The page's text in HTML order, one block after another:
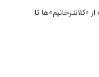
«کلانترخانیم»ها تا